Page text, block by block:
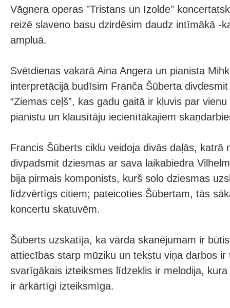
Vāgnera operas "Tristans un Izolde"
reizē slaveno basu dzirdēsim daudz intīmākā -
ampluā.
Svētdienas vakarā Aina Angera un pianista
interpretācijā budīsim Franča Šūberta
“Ziemas ceļš”, kas gadu gaitā ir kļuvis par
pianistu un klausītāju iecienītākajiem
Francis Šūberts ciklu veidoja divās daļās, katrā
divpadsmit dziesmas ar sava laikabiedra
bija pirmais komponists, kurš solo dziesmas
līdzvērtīgs citiem; pateicoties Šūbertam, tās
koncertu skatuvēm.
Šūberts uzskatīja, ka vārda skanējumam ir
attiecības starp mūziku un tekstu viņa darbos ir
svarīgākais izteiksmes līdzeklis ir melodija,
ir ārkārtīgi izteiksmīga.